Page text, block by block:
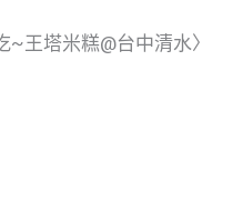
王塔米糕@台中清水〉